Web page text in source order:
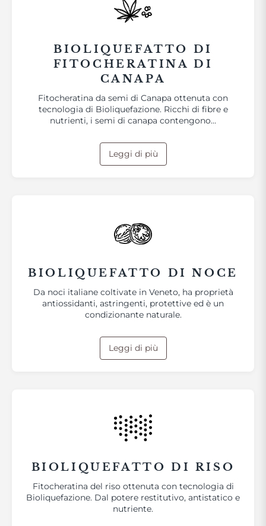
BIOLIQUEFATTO DI
FITOCHERATINA DI
CANAPA
Fitocheratina da semi di Canapa ottenuta con
tecnologia di Bioliquefazione. Ricchi di fibre e
nutrienti, i semi di canapa contengono…
Leggi di più
BIOLIQUEFATTO DI NOCE
Da noci italiane coltivate in Veneto, ha proprietà
antiossidanti, astringenti, protettive ed è un
condizionante naturale.
Leggi di più
BIOLIQUEFATTO DI RISO
Fitocheratina del riso ottenuta con tecnologia di
Bioliquefazione. Dal potere restitutivo, antistatico e
nutriente.